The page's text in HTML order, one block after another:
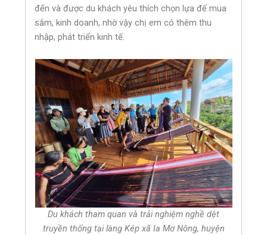
đến và được du khách yêu thích chọn lựa để mua
sắm, kinh doanh, nhờ vậy chị em có thêm thu
nhập, phát triển kinh tế.
Du khách tham quan và trải nghiệm nghề dệt
truyền thống tại làng Kép xã Ia Mơ Nông, huyện